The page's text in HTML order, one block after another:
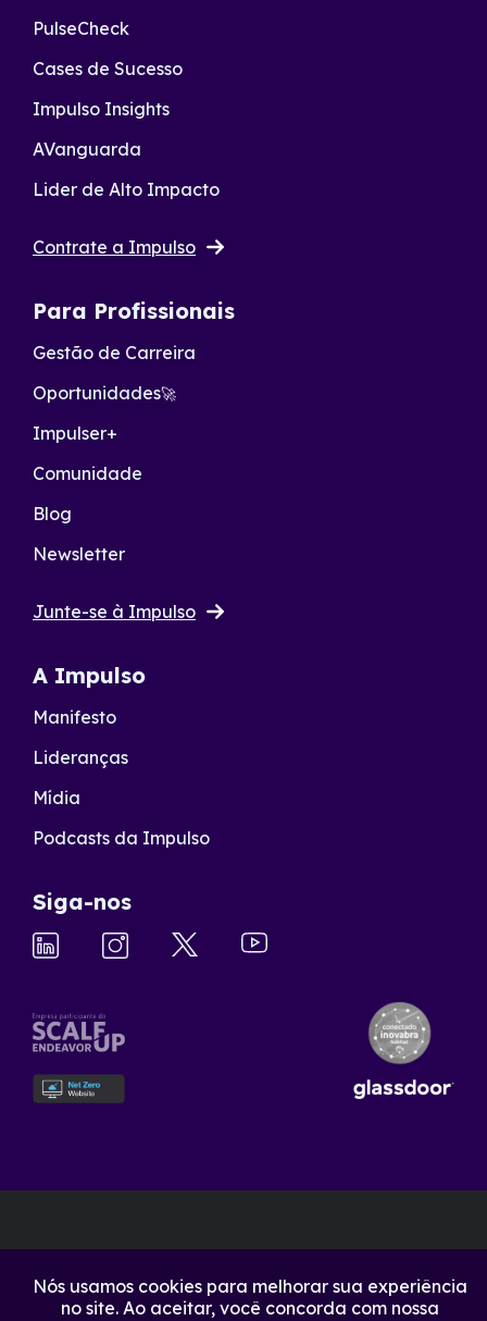
Nós usamos cookies para melhorar sua experiência
no site. Ao aceitar, você concorda com nossa
PulseCheck
Cases de Sucesso
Impulso Insights
AVanguarda
Lider de Alto Impacto
Contrate a Impulso
Para Profissionais
Gestão de Carreira
Oportunidades🚀
Impulser+
Comunidade
Blog
Newsletter
Junte-se à Impulso
A Impulso
Manifesto
Lideranças
Mídia
Podcasts da Impulso
Siga-nos